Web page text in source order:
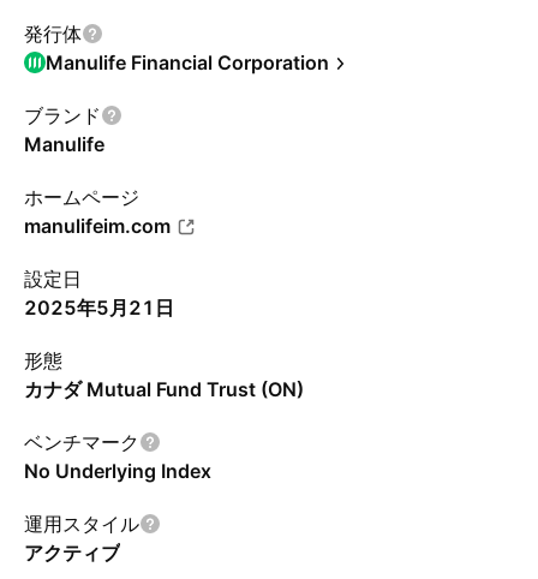
発行体
Manulife Financial Corporation
ブランド
Manulife
ホームページ
manulifeim.com
設定日
2025年5月21日
形態
カナダ Mutual Fund Trust (ON)
ベンチマーク
No Underlying Index
運用スタイル
アクティブ